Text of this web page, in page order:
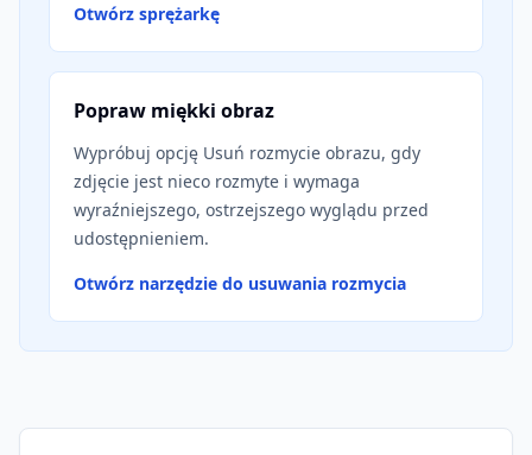
Otwórz sprężarkę
Popraw miękki obraz
Wypróbuj opcję Usuń rozmycie obrazu, gdy
zdjęcie jest nieco rozmyte i wymaga
wyraźniejszego, ostrzejszego wyglądu przed
udostępnieniem.
Otwórz narzędzie do usuwania rozmycia